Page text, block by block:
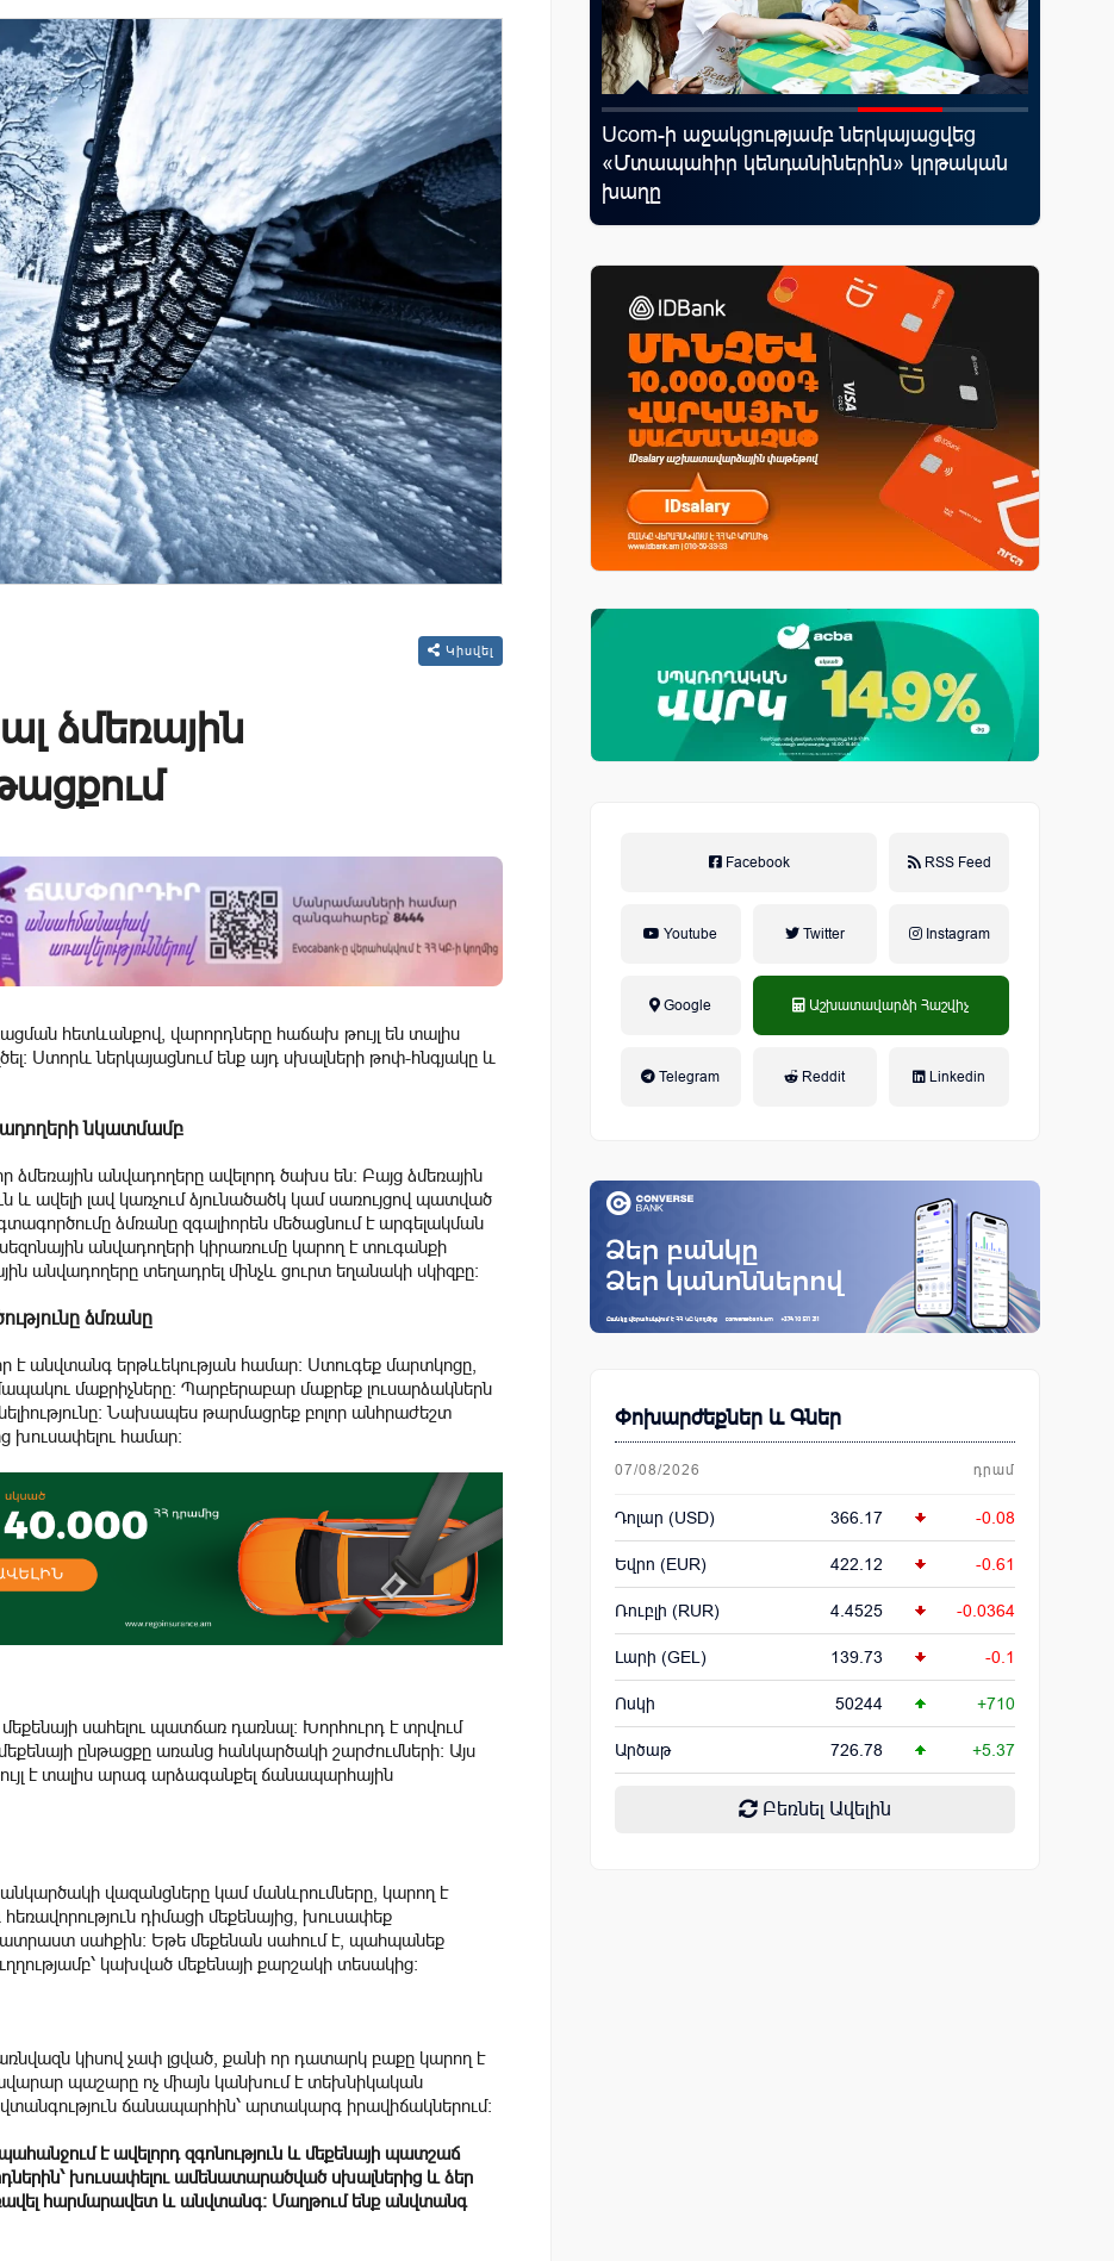
Կիսվել
ձմեռային
հետևանքով, վարորդները հաճախ թույլ են տալիս
Ստորև ներկայացնում ենք այդ սխալների թոփ-հնգյակը և
նկատմամբ
անվադողերը ավելորդ ծախս են: Բայց ձմեռային
ավելի լավ կառչում ձյունածածկ կամ սառույցով պատված
ձմռանը զգալիորեն մեծացնում է արգելակման
անվադողերի կիրառումը կարող է տուգանքի
անվադողերը տեղադրել մինչև ցուրտ եղանակի սկիզբը:
ձմռանը
անվտանգ երթևեկության համար: Ստուգեք մարտկոցը,
մաքրիչները: Պարբերաբար մաքրեք լուսարձակներն
Նախապես թարմացրեք բոլոր անհրաժեշտ
խուսափելու համար:
սահելու պատճառ դառնալ: Խորհուրդ է տրվում
ընթացքը առանց հանկարծակի շարժումների: Այս
է տալիս արագ արձագանքել ճանապարհային
վազանցները կամ մանևրումները, կարող է
դիմացի մեքենայից, խուսափեք
սահքին: Եթե մեքենան սահում է, պահպանեք
կախված մեքենայի քարշակի տեսակից:
կիսով չափ լցված, քանի որ դատարկ բաքը կարող է
պաշարը ոչ միայն կանխում է տեխնիկական
ճանապարհին՝ արտակարգ իրավիճակներում:
է ավելորդ զգոնություն և մեքենայի պատշաճ
խուսափելու ամենատարածված սխալներից և ձեր
հարմարավետ և անվտանգ: Մաղթում ենք անվտանգ
«Շտապ հաստատեք քարտի տվյալները»․
IDBank-ը զգուշացնում է հյուրանոցների
ամրագրման հետ կապված
զեղծարարությունների մասին
Ucom-ի աջակցությամբ ներկայացվեց
«Մտապահիր կենդանիներին» կրթական
խաղը
Facebook RSS Feed
Youtube Twitter Instagram
Google Աշխատավարձի Հաշվիչ
Telegram Reddit Linkedin
Փոխարժեքներ և Գներ
07/08/2026 դրամ
Դոլար (USD) 366.17 -0.08
Եվրո (EUR) 422.12 -0.61
Ռուբլի (RUR) 4.4525 -0.0364
Լարի (GEL) 139.73 -0.1
Ոսկի 50244 +710
Արծաթ 726.78 +5.37
Բեռնել Ավելին